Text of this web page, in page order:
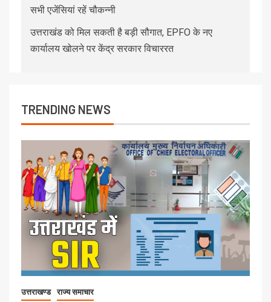
सभी एजेंसियां रहें चौकन्नी
उत्तराखंड को मिल सकती है बड़ी सौगात, EPFO के नए
कार्यालय खोलने पर केंद्र सरकार विचाररत
TRENDING NEWS
उत्तराखण्ड राज्य समाचार